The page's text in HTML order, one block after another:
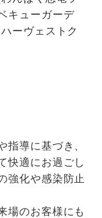
キューガーデ
ーヴェストク
指導に基づき、
快適にお過ごし
強化や感染防止
場のお客様にも